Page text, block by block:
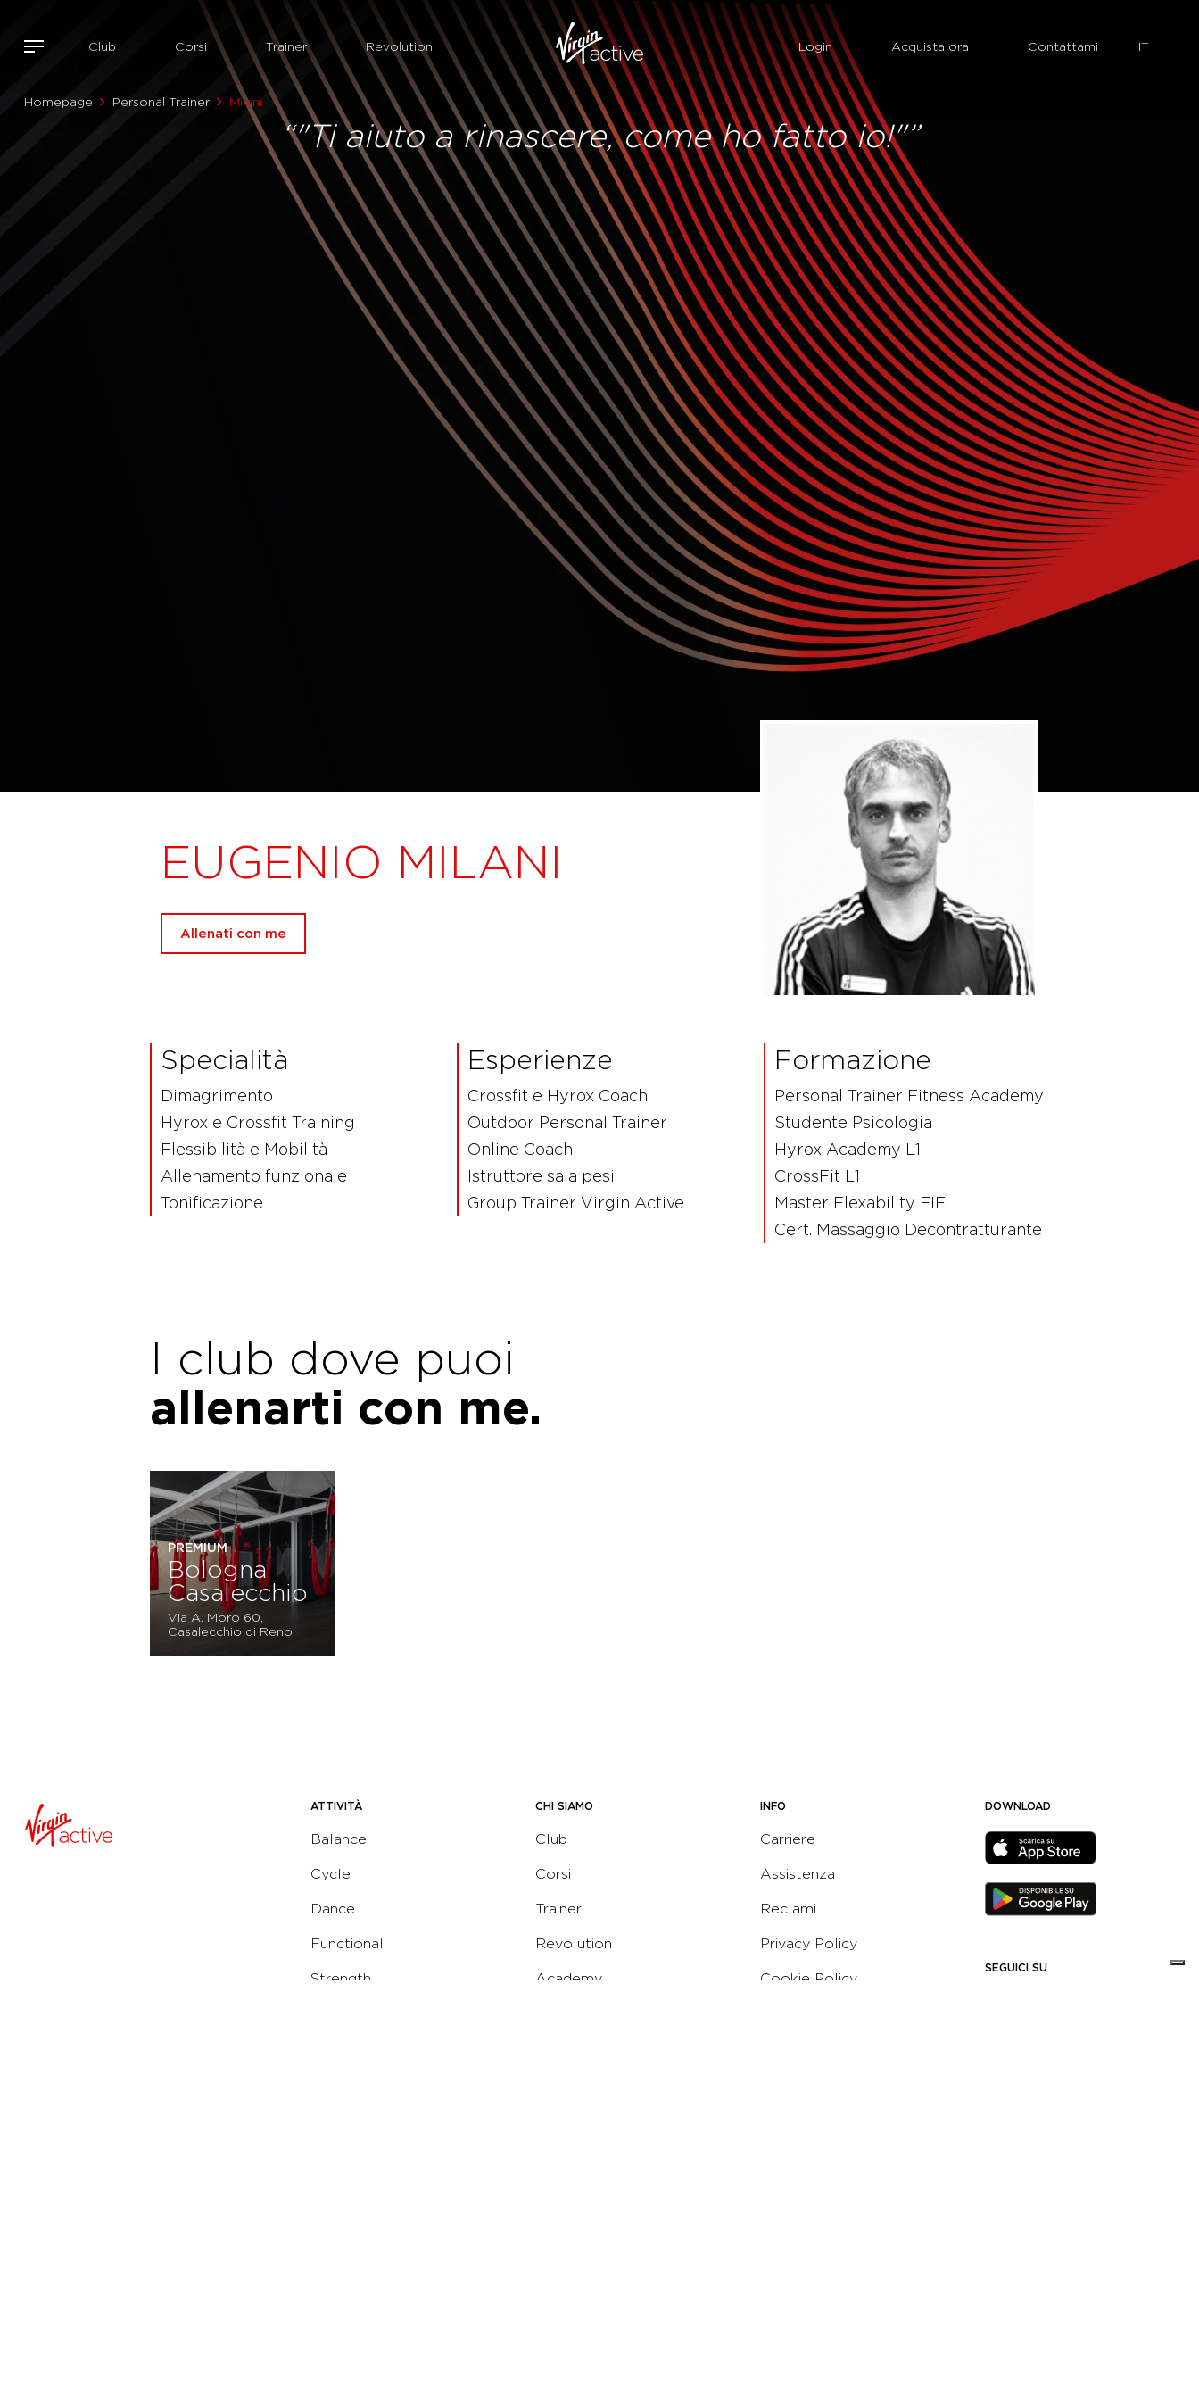
Club Corsi Trainer Revolution Login Acquista ora Contattami
Homepage Personal Trainer Milani
“"Ti aiuto a rinascere, come ho fatto io!"”
EUGENIO MILANI
Allenati con me
Specialità
Dimagrimento
Hyrox e Crossfit Training
Flessibilità e Mobilità
Allenamento funzionale
Tonificazione
Esperienze
Crossfit e Hyrox Coach
Outdoor Personal Trainer
Online Coach
Istruttore sala pesi
Group Trainer Virgin Active
Formazione
Personal Trainer Fitness Academy
Studente Psicologia
Hyrox Academy L1
CrossFit L1
Master Flexability FIF
Cert. Massaggio Decontratturante
I club dove puoi
allenarti con me.
PREMIUM
Bologna
Casalecchio
Via A. Moro 60,
Casalecchio di Reno
ATTIVITÀ
Balance
Cycle
Dance
Functional
Strength
CHI SIAMO
Club
Corsi
Trainer
Revolution
Academy
INFO
Carriere
Assistenza
Reclami
Privacy Policy
Cookie Policy
DOWNLOAD
SEGUICI SU